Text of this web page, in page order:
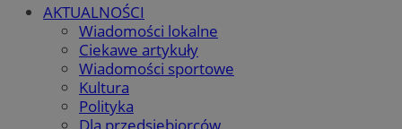
AKTUALNOŚCI
Wiadomości lokalne
Ciekawe artykuły
Wiadomości sportowe
Kultura
Polityka